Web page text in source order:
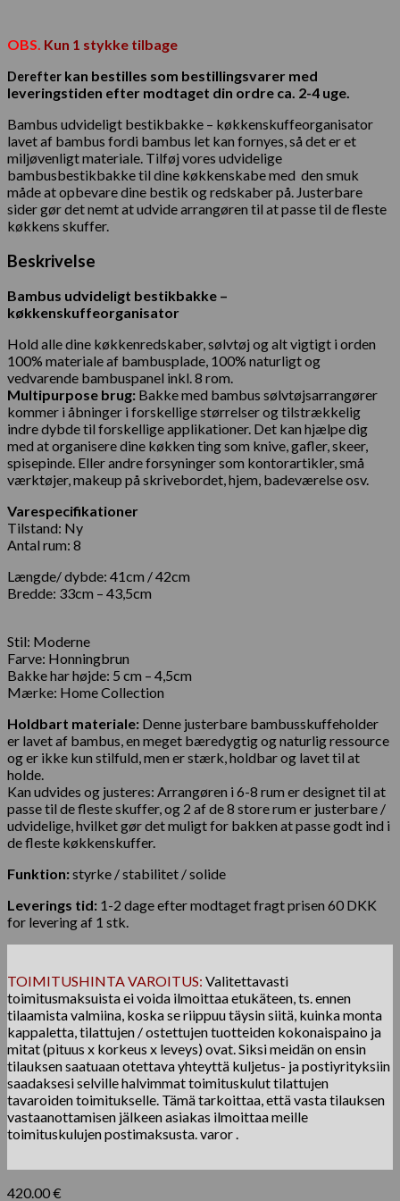
OBS. Kun 1 stykke tilbage
Derefter kan bestilles som bestillingsvarer med
leveringstiden efter modtaget din ordre ca. 2-4 uge.
Bambus udvideligt bestikbakke – køkkenskuffeorganisator
lavet af bambus fordi bambus let kan fornyes, så det er et
miljøvenligt materiale. Tilføj vores udvidelige
bambusbestikbakke til dine køkkenskabe med den smuk
måde at opbevare dine bestik og redskaber på. Justerbare
sider gør det nemt at udvide arrangøren til at passe til de fleste
køkkens skuffer.
Beskrivelse
Bambus udvideligt bestikbakke –
køkkenskuffeorganisator
Hold alle dine køkkenredskaber, sølvtøj og alt vigtigt i orden
100% materiale af bambusplade, 100% naturligt og
vedvarende bambuspanel inkl. 8 rom.
Multipurpose brug: Bakke med bambus sølvtøjsarrangører
kommer i åbninger i forskellige størrelser og tilstrækkelig
indre dybde til forskellige applikationer. Det kan hjælpe dig
med at organisere dine køkken ting som knive, gafler, skeer,
spisepinde. Eller andre forsyninger som kontorartikler, små
værktøjer, makeup på skrivebordet, hjem, badeværelse osv.
Varespecifikationer
Tilstand: Ny
Antal rum: 8
Længde/ dybde: 41cm / 42cm
Bredde: 33cm – 43,5cm
Stil: Moderne
Farve: Honningbrun
Bakke har højde: 5 cm – 4,5cm
Mærke: Home Collection
Holdbart materiale: Denne justerbare bambusskuffeholder
er lavet af bambus, en meget bæredygtig og naturlig ressource
og er ikke kun stilfuld, men er stærk, holdbar og lavet til at
holde.
Kan udvides og justeres: Arrangøren i 6-8 rum er designet til at
passe til de fleste skuffer, og 2 af de 8 store rum er justerbare /
udvidelige, hvilket gør det muligt for bakken at passe godt ind i
de fleste køkkenskuffer.
Funktion:styrke / stabilitet / solide
Leverings tid: 1-2 dage efter modtaget fragt prisen 60 DKK
for levering af 1 stk.
TOIMITUSHINTA VAROITUS: Valitettavasti
toimitusmaksuista ei voida ilmoittaa etukäteen, ts. ennen
tilaamista valmiina, koska se riippuu täysin siitä, kuinka monta
kappaletta, tilattujen / ostettujen tuotteiden kokonaispaino ja
mitat (pituus x korkeus x leveys) ovat. Siksi meidän on ensin
tilauksen saatuaan otettava yhteyttä kuljetus- ja postiyrityksiin
saadaksesi selville halvimmat toimituskulut tilattujen
tavaroiden toimitukselle. Tämä tarkoittaa, että vasta tilauksen
vastaanottamisen jälkeen asiakas ilmoittaa meille
toimituskulujen postimaksusta. varor .
420.00€